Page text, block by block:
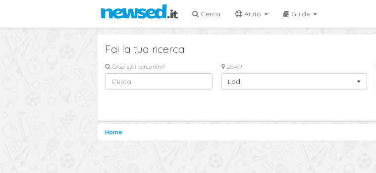
Cerca Aiuto Guide
Fai la tua ricerca
Cosa stai cercando? Dove?
Lodi
Home